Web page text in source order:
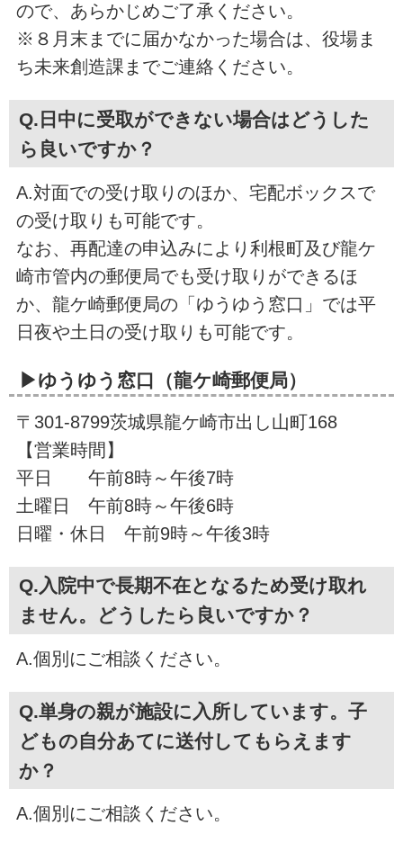
ので、あらかじめご了承ください。
※８月末までに届かなかった場合は、役場ま
ち未来創造課までご連絡ください。
Q.日中に受取ができない場合はどうした
ら良いですか？
A.対面での受け取りのほか、宅配ボックスで
の受け取りも可能です。
なお、再配達の申込みにより利根町及び龍ケ
崎市管内の郵便局でも受け取りができるほ
か、龍ケ崎郵便局の「ゆうゆう窓口」では平
日夜や土日の受け取りも可能です。
▶ゆうゆう窓口（龍ケ崎郵便局）
〒301-8799茨城県龍ケ崎市出し山町168
【営業時間】
平日 午前8時～午後7時
土曜日 午前8時～午後6時
日曜・休日 午前9時～午後3時
Q.入院中で長期不在となるため受け取れ
ません。どうしたら良いですか？
A.個別にご相談ください。
Q.単身の親が施設に入所しています。子
どもの自分あてに送付してもらえます
か？
A.個別にご相談ください。